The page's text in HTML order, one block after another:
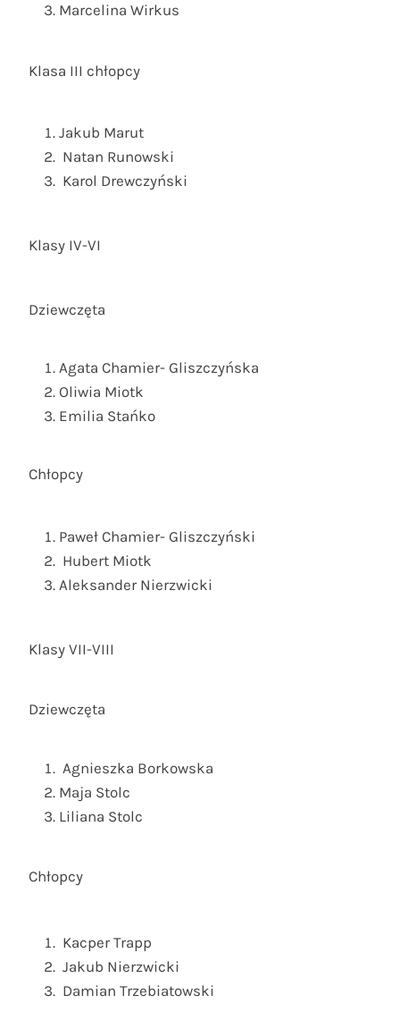
Marcelina Wirkus
Klasa III chłopcy
Jakub Marut
Natan Runowski
Karol Drewczyński
Klasy IV-VI
Dziewczęta
Agata Chamier- Gliszczyńska
Oliwia Miotk
Emilia Stańko
Chłopcy
Paweł Chamier- Gliszczyński
Hubert Miotk
Aleksander Nierzwicki
Klasy VII-VIII
Dziewczęta
Agnieszka Borkowska
Maja Stolc
Liliana Stolc
Chłopcy
Kacper Trapp
Jakub Nierzwicki
Damian Trzebiatowski